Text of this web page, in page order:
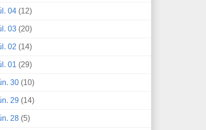
04 (12)
03 (20)
02 (14)
01 (29)
30 (10)
29 (14)
28 (5)